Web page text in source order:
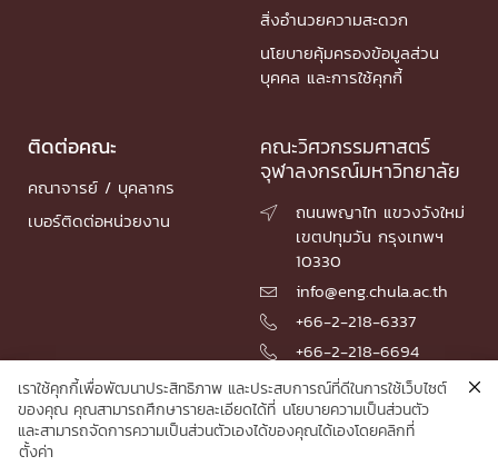
สิ่งอำนวยความสะดวก
นโยบายคุ้มครองข้อมูลส่วน
บุคคล และการใช้คุกกี้
ติดต่อคณะ
คณาจารย์ / บุคลากร
เบอร์ติดต่อหน่วยงาน
คณะวิศวกรรมศาสตร์
จุฬาลงกรณ์มหาวิทยาลัย

ถนนพญาไท แขวงวังใหม่
เขตปทุมวัน กรุงเทพฯ
10330
 info@eng.chula.ac.th
 +66-2-218-6337
 +66-2-218-6694
© 2026 Faculty of Engineering, Chulalongkorn University
เราใช้คุกกี้เพื่อพัฒนาประสิทธิภาพ และประสบการณ์ที่ดีในการใช้เว็บไซต์
ของคุณ คุณสามารถศึกษารายละเอียดได้ที่ นโยบายความเป็นส่วนตัว
และสามารถจัดการความเป็นส่วนตัวเองได้ของคุณได้เองโดยคลิกที่
ตั้งค่า